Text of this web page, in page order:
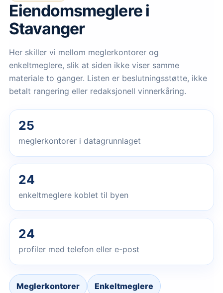
Eiendomsmeglerei
Stavanger
Her skiller vi mellom meglerkontorer og
enkeltmeglere, slik at siden ikke viser samme
materiale to ganger. Listen er beslutningsstøtte, ikke
betalt rangering eller redaksjonell vinnerkåring.
25
meglerkontorer i datagrunnlaget
24
enkeltmeglere koblet til byen
24
profiler med telefon eller e-post
Meglerkontorer Enkeltmeglere